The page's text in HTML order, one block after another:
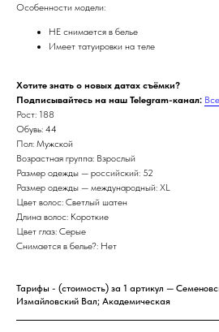
Особенности модели:
НЕ снимается в белье
Имеет татуировки на теле
Хотите знать о новых датах съёмки?
Подписывайтесь на наш Telegram-канал:
Рост: 188
Обувь: 44
Пол: Мужской
Возрастная группа: Взрослый
Размер одежды — российский: 52
Размер одежды — международный: XL
Цвет волос: Светлый шатен
Длина волос: Короткие
Цвет глаз: Серые
Снимается в белье?: Нет
Тарифы - (стоимость) за 1 артикул —
Измайловский Вал; Академическая